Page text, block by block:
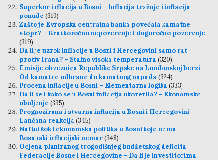
Superkor inflacija u Bosni – Inflacija tražnje i inflacija
ponude (310)
Zašto je Evropska centralna banka povećala kamatne
stope? – Kratkoročno nepoverenje i dugoročno poverenje
(319)
Da li je uzrok inflacije u Bosni i Hercegovini samo rat
protiv Irana? – Stalno visoka temperatura (320)
Emisije obveznica Republike Srpske na Londonskoj berzi –
Od kamatne odbrane do kamatnog napada (324)
Procena inflacije u Bosni – Elementarna logika (333)
Da li se i kako se u Bosni inflacija ukorenila? – Ekonomsko
oboljenje (335)
Prognozirana i stvarna inflacija u Bosni i Hercegovini –
Lančana reakcija (345)
Naftni šok i ekonomska politika u Bosni koje nema –
Bosanski inflacijski nemar(348)
Ocjena planiranog trogodišnjeg budžetskog deficita
Federacije Bosne i Hercegovine – Da li je investitorima